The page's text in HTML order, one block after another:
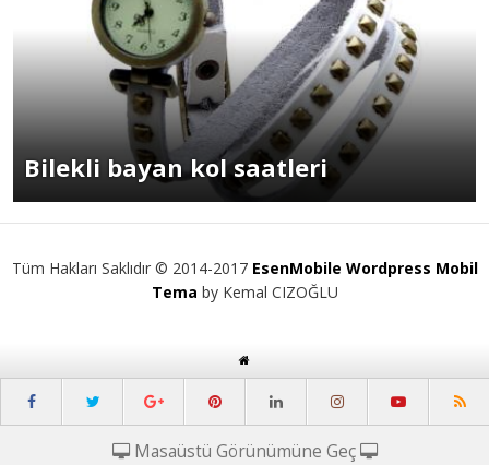
Bilekli bayan kol saatleri
Tüm Hakları Saklıdır © 2014-2017 EsenMobile Wordpress Mobil
Tema by Kemal CIZOĞLU
Masaüstü Görünümüne Geç